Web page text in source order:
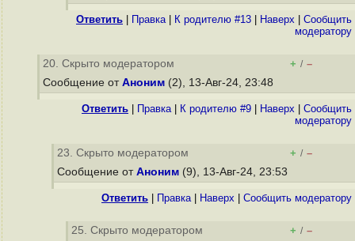
Ответить Правка| К родителю #13 Наверх
Cообщить
модератору
20. Скрыто модератором + / –
Сообщение от Аноним (2), 13-Авг-24, 23:48
Ответить Правка| К родителю #9 Наверх
Cообщить
модератору
23. Скрыто модератором + / –
Сообщение от Аноним (9), 13-Авг-24, 23:53
Ответить Правка| Наверх Cообщить модератору
25. Скрыто модератором + / –